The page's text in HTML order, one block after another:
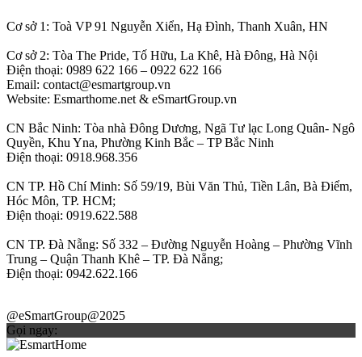
Cơ sở 1: Toà VP 91 Nguyễn Xiển, Hạ Đình, Thanh Xuân, HN
Cơ sở 2: Tòa The Pride, Tố Hữu, La Khê, Hà Đông, Hà Nội
Điện thoại: 0989 622 166 – 0922 622 166
Email: contact@esmartgroup.vn
Website: Esmarthome.net & eSmartGroup.vn
CN Bắc Ninh: Tòa nhà Đông Dương, Ngã Tư lạc Long Quân- Ngô
Quyền, Khu Yna, Phường Kinh Bắc – TP Bắc Ninh
Điện thoại: 0918.968.356
CN TP. Hồ Chí Minh: Số 59/19, Bùi Văn Thủ, Tiền Lân, Bà Điểm,
Hóc Môn, TP. HCM;
Điện thoại: 0919.622.588
CN TP. Đà Nẵng: Số 332 – Đường Nguyễn Hoàng – Phường Vĩnh
Trung – Quận Thanh Khê – TP. Đà Nẵng;
Điện thoại: 0942.622.166
@eSmartGroup@2025
Gọi ngay: